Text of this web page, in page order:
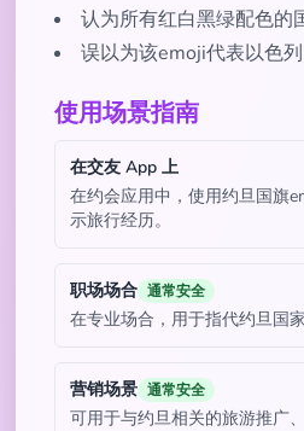
认为所有红白黑绿配色的
误以为该emoji代表以色
使用场景指南
在交友 App 上
在约会应用中，使用约旦国旗
示旅行经历。
职场场合 通常安全
在专业场合，用于指代约旦国
营销场景 通常安全
可用于与约旦相关的旅游推广